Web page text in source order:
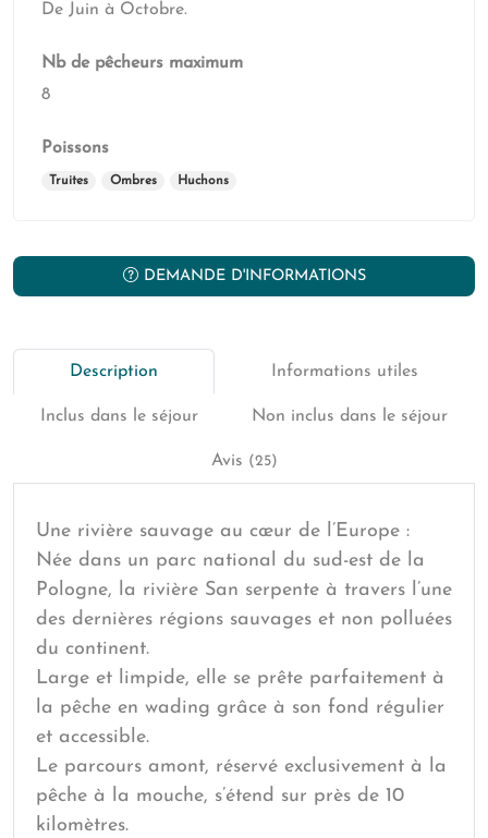
De Juin à Octobre.
Nb de pêcheurs maximum
8
Poissons
Truites Ombres Huchons
DEMANDE D'INFORMATIONS
Description Informations utiles
Inclus dans le séjour Non inclus dans le séjour
Avis (25)
Une rivière sauvage au cœur de l’Europe :
Née dans un parc national du sud-est de la
Pologne, la rivière San serpente à travers l’une
des dernières régions sauvages et non polluées
du continent.
Large et limpide, elle se prête parfaitement à
la pêche en wading grâce à son fond régulier
et accessible.
Le parcours amont, réservé exclusivement à la
pêche à la mouche, s’étend sur près de 10
kilomètres.